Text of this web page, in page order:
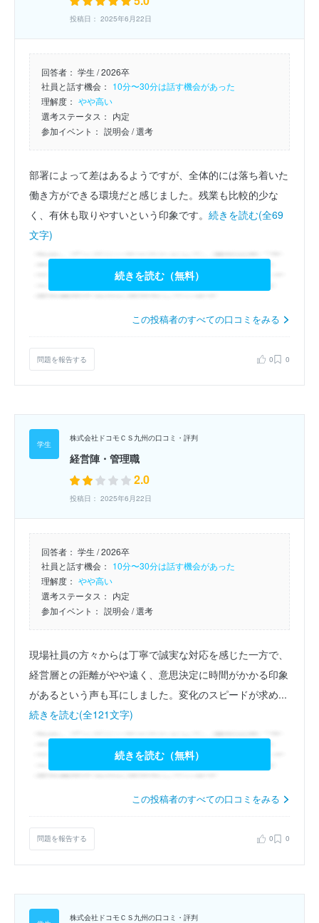
投稿日： 2025年6月22日
回答者： 学生 / 2026卒
社員と話す機会： 10分〜30分は話す機会があった
理解度： やや高い
選考ステータス： 内定
参加イベント： 説明会/ 選考
部署によって差はあるようですが、全体的には落ち着いた
働き方ができる環境だと感じました。残業も比較的少な
く、有休も取りやすいという印象です。 続きを読む(全69
文字)
続きを読む（無料）
この投稿者のすべての口コミをみる
問題を報告する 0 0
株式会社ドコモＣＳ九州の口コミ・評判
経営陣・管理職
2.0
投稿日： 2025年6月22日
回答者： 学生 / 2026卒
社員と話す機会： 10分〜30分は話す機会があった
理解度： やや高い
選考ステータス： 内定
参加イベント： 説明会/ 選考
現場社員の方々からは丁寧で誠実な対応を感じた一方で、
経営層との距離がやや遠く、意思決定に時間がかかる印象
があるという声も耳にしました。変化のスピードが求め...
続きを読む(全121文字)
続きを読む（無料）
この投稿者のすべての口コミをみる
問題を報告する 0 0
株式会社ドコモＣＳ九州の口コミ・評判